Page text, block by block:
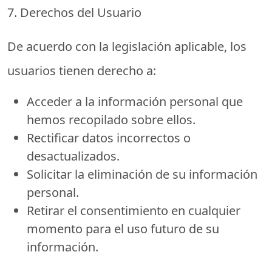
7. Derechos del Usuario
De acuerdo con la legislación aplicable, los
usuarios tienen derecho a:
Acceder a la información personal que
hemos recopilado sobre ellos.
Rectificar datos incorrectos o
desactualizados.
Solicitar la eliminación de su información
personal.
Retirar el consentimiento en cualquier
momento para el uso futuro de su
información.